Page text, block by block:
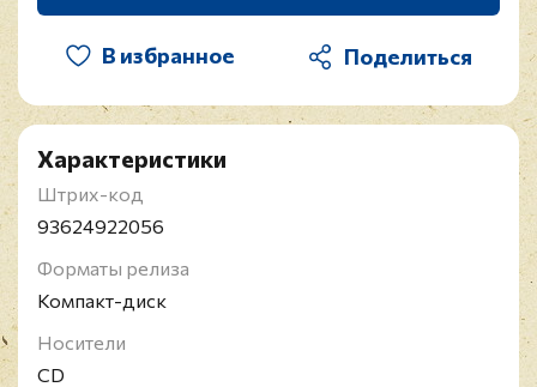
В избранное
Характеристики
Штрих-код
93624922056
Форматы релиза
Компакт-диск
Носители
CD